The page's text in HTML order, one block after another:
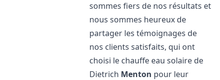
sommes fiers de nos résultats et
nous sommes heureux de
partager les témoignages de
nos clients satisfaits, qui ont
choisi le chauffe eau solaire de
Dietrich Menton pour leur